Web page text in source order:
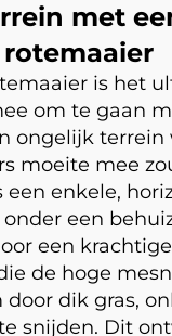
met
rotemaaier
is het
om te gaan
ongelijk terrein
moeite mee
enkele,
een
een krachtige
de hoge
dik gras,
snijden. Dit